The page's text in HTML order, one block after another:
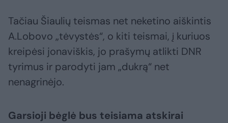
Tačiau Šiaulių teismas net neketino aiškintis
A.Lobovo „tėvystės“, o kiti teismai, į kuriuos
kreipėsi jonaviškis, jo prašymų atlikti DNR
tyrimus ir parodyti jam „dukrą“ net
nenagrinėjo.
Garsioji bėglė bus teisiama atskirai